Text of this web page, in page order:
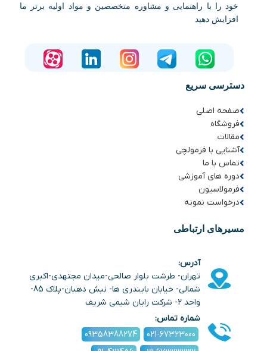
خود را با راهنمایی و مشاوره متخصصین و مواد اولیه برتر ما
افزایش دهید
دسترسی سریع
صفحه اصلی
فروشگاه
مقالات
آشنایی با فرمولچی
تماس با ما
دوره های آموزشی
فرمولاسیون
درخواست نمونه
مسیرهای ارتباطی
آدرس:
تهران- طرشت بلوار صالحی-میدان مجتهدی-اکبری
شمالی- خیابان بایندری ها- نبش دهبان-پلاک 85-
واحد 2- شرکت رایان شیمی شریف
شماره تماس:
021-67323000
09358388274